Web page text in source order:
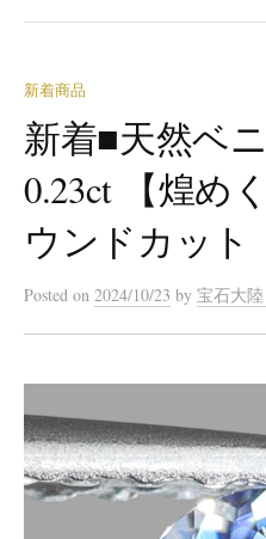
新着商品
新着■天然ベ
0.23ct 【煌め
ウンドカット
Posted on 2024/10/23 by 宝石大